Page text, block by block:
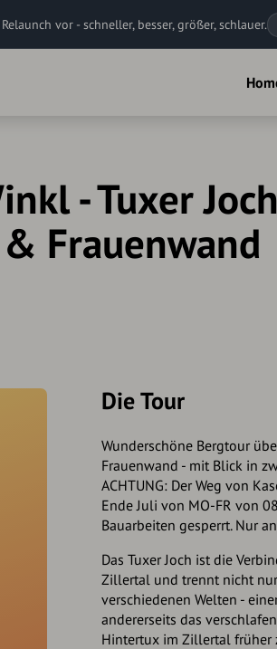
vor - schneller, besser, größer, schlauer.
- Tuxer
Frauenwand
Die Tour
Wunderschöne Bergtour
Frauenwand - mit Blick in
ACHTUNG: Der Weg von
Ende Juli von MO-FR von
Bauarbeiten gesperrt. Nur
Das Tuxer Joch ist die
Zillertal und trennt nicht
verschiedenen Welten -
andererseits das
Hintertux im Zillertal früher